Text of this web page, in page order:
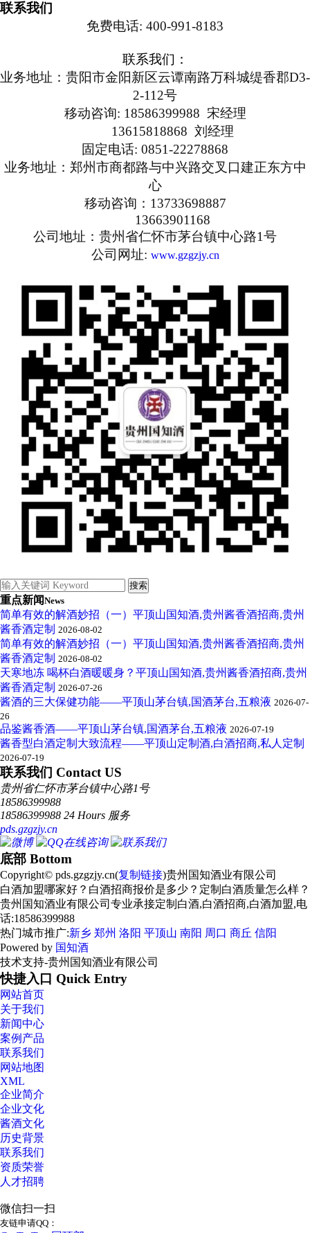
联系我们
免费电话: 400-991-8183
联系我们：
业务地址：贵阳市金阳新区云谭南路万科城缇香郡D3-
2-112号
移动咨询: 18586399988 宋经理
13615818868 刘经理
固定电话: 0851-22278868
业务地址：郑州市商都路与中兴路交叉口建正东方中
心
移动咨询： 13733698887
13663901168
公司地址：贵州省仁怀市茅台镇中心路1号
公司 网址: www.gzgzjy.cn
重点新闻News
简单有效的解酒妙招（一）平顶山国知酒,贵州酱香酒招商,贵州
酱香酒定制 2026-08-02
简单有效的解酒妙招（一）平顶山国知酒,贵州酱香酒招商,贵州
酱香酒定制 2026-08-02
天寒地冻 喝杯白酒暖暖身？平顶山国知酒,贵州酱香酒招商,贵州
酱香酒定制 2026-07-26
酱酒的三大保健功能——平顶山茅台镇,国酒茅台,五粮液 2026-07-
26
品鉴酱香酒——平顶山茅台镇,国酒茅台,五粮液 2026-07-19
酱香型白酒定制大致流程——平顶山定制酒,白酒招商,私人定制
2026-07-19
联系我们 Contact US
贵州省仁怀市茅台镇中心路1号
18586399988
18586399988 24 Hours 服务
pds.gzgzjy.cn
底部 Bottom
Copyright© pds.gzgzjy.cn(复制链接)贵州国知酒业有限公司
白酒加盟哪家好？白酒招商报价是多少？定制白酒质量怎么样？
贵州国知酒业有限公司专业承接定制白酒,白酒招商,白酒加盟,电
话:18586399988
热门城市推广:新乡 郑州 洛阳 平顶山 南阳 周口 商丘 信阳
Powered by 国知酒
技术支持-贵州国知酒业有限公司
快捷入口 Quick Entry
网站首页
关于我们
新闻中心
案例产品
联系我们
网站地图
XML
企业简介
企业文化
酱酒文化
历史背景
联系我们
资质荣誉
人才招聘
微信扫一扫
友链申请QQ：